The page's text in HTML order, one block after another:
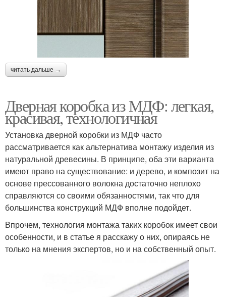
читать дальше →
Дверная коробка из МДФ: легкая,
красивая, технологичная
Установка дверной коробки из МДФ часто
рассматривается как альтернатива монтажу изделия из
натуральной древесины. В принципе, оба эти варианта
имеют право на существование: и дерево, и композит на
основе прессованного волокна достаточно неплохо
справляются со своими обязанностями, так что для
большинства конструкций МДФ вполне подойдет.
Впрочем, технология монтажа таких коробок имеет свои
особенности, и в статье я расскажу о них, опираясь не
только на мнения экспертов, но и на собственный опыт.